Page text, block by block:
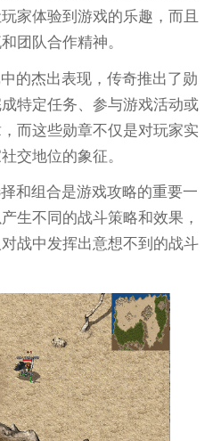
家体验到游戏的乐趣，而且
团队合作精神。
的杰出表现，传奇推出了勋
特定任务、参与游戏活动或
而这些勋章不仅是对玩家实
交地位的象征。
和组合是游戏攻略的重要一
生不同的战斗策略和效果，
战中发挥出意想不到的战斗